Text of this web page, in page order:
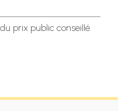
prix public conseillé